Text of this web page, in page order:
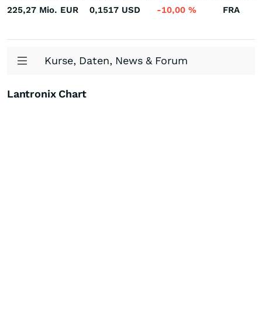
225,27 Mio. EUR 0,1517 USD -10,00 % FRA
Kurse, Daten, News & Forum
Lantronix Chart